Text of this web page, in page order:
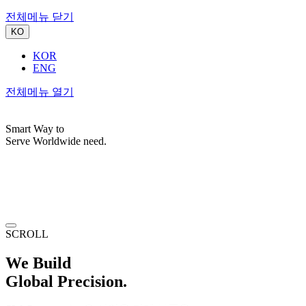
전체메뉴 닫기
KO
KOR
ENG
전체메뉴 열기
Smart Way to
Serve Worldwide need.
SCROLL
We Build
Global Precision.